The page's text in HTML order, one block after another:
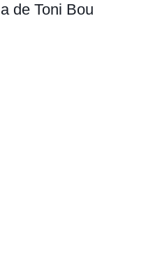
de Toni Bou